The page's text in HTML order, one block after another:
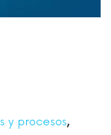
y procesos,